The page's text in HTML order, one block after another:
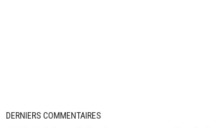
DERNIERS COMMENTAIRES